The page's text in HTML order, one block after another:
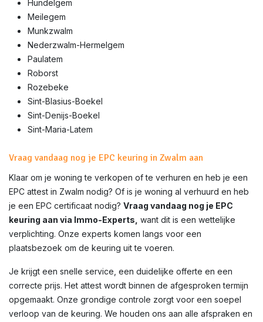
Hundelgem
Meilegem
Munkzwalm
Nederzwalm-Hermelgem
Paulatem
Roborst
Rozebeke
Sint-Blasius-Boekel
Sint-Denijs-Boekel
Sint-Maria-Latem
Vraag vandaag nog je EPC keuring in Zwalm aan
Klaar om je woning te verkopen of te verhuren en heb je een
EPC attest in Zwalm nodig? Of is je woning al verhuurd en heb
je een EPC certificaat nodig? Vraag vandaag nog je EPC
keuring aan via Immo-Experts, want dit is een wettelijke
verplichting. Onze experts komen langs voor een
plaatsbezoek om de keuring uit te voeren.
Je krijgt een snelle service, een duidelijke offerte en een
correcte prijs. Het attest wordt binnen de afgesproken termijn
opgemaakt. Onze grondige controle zorgt voor een soepel
verloop van de keuring. We houden ons aan alle afspraken en